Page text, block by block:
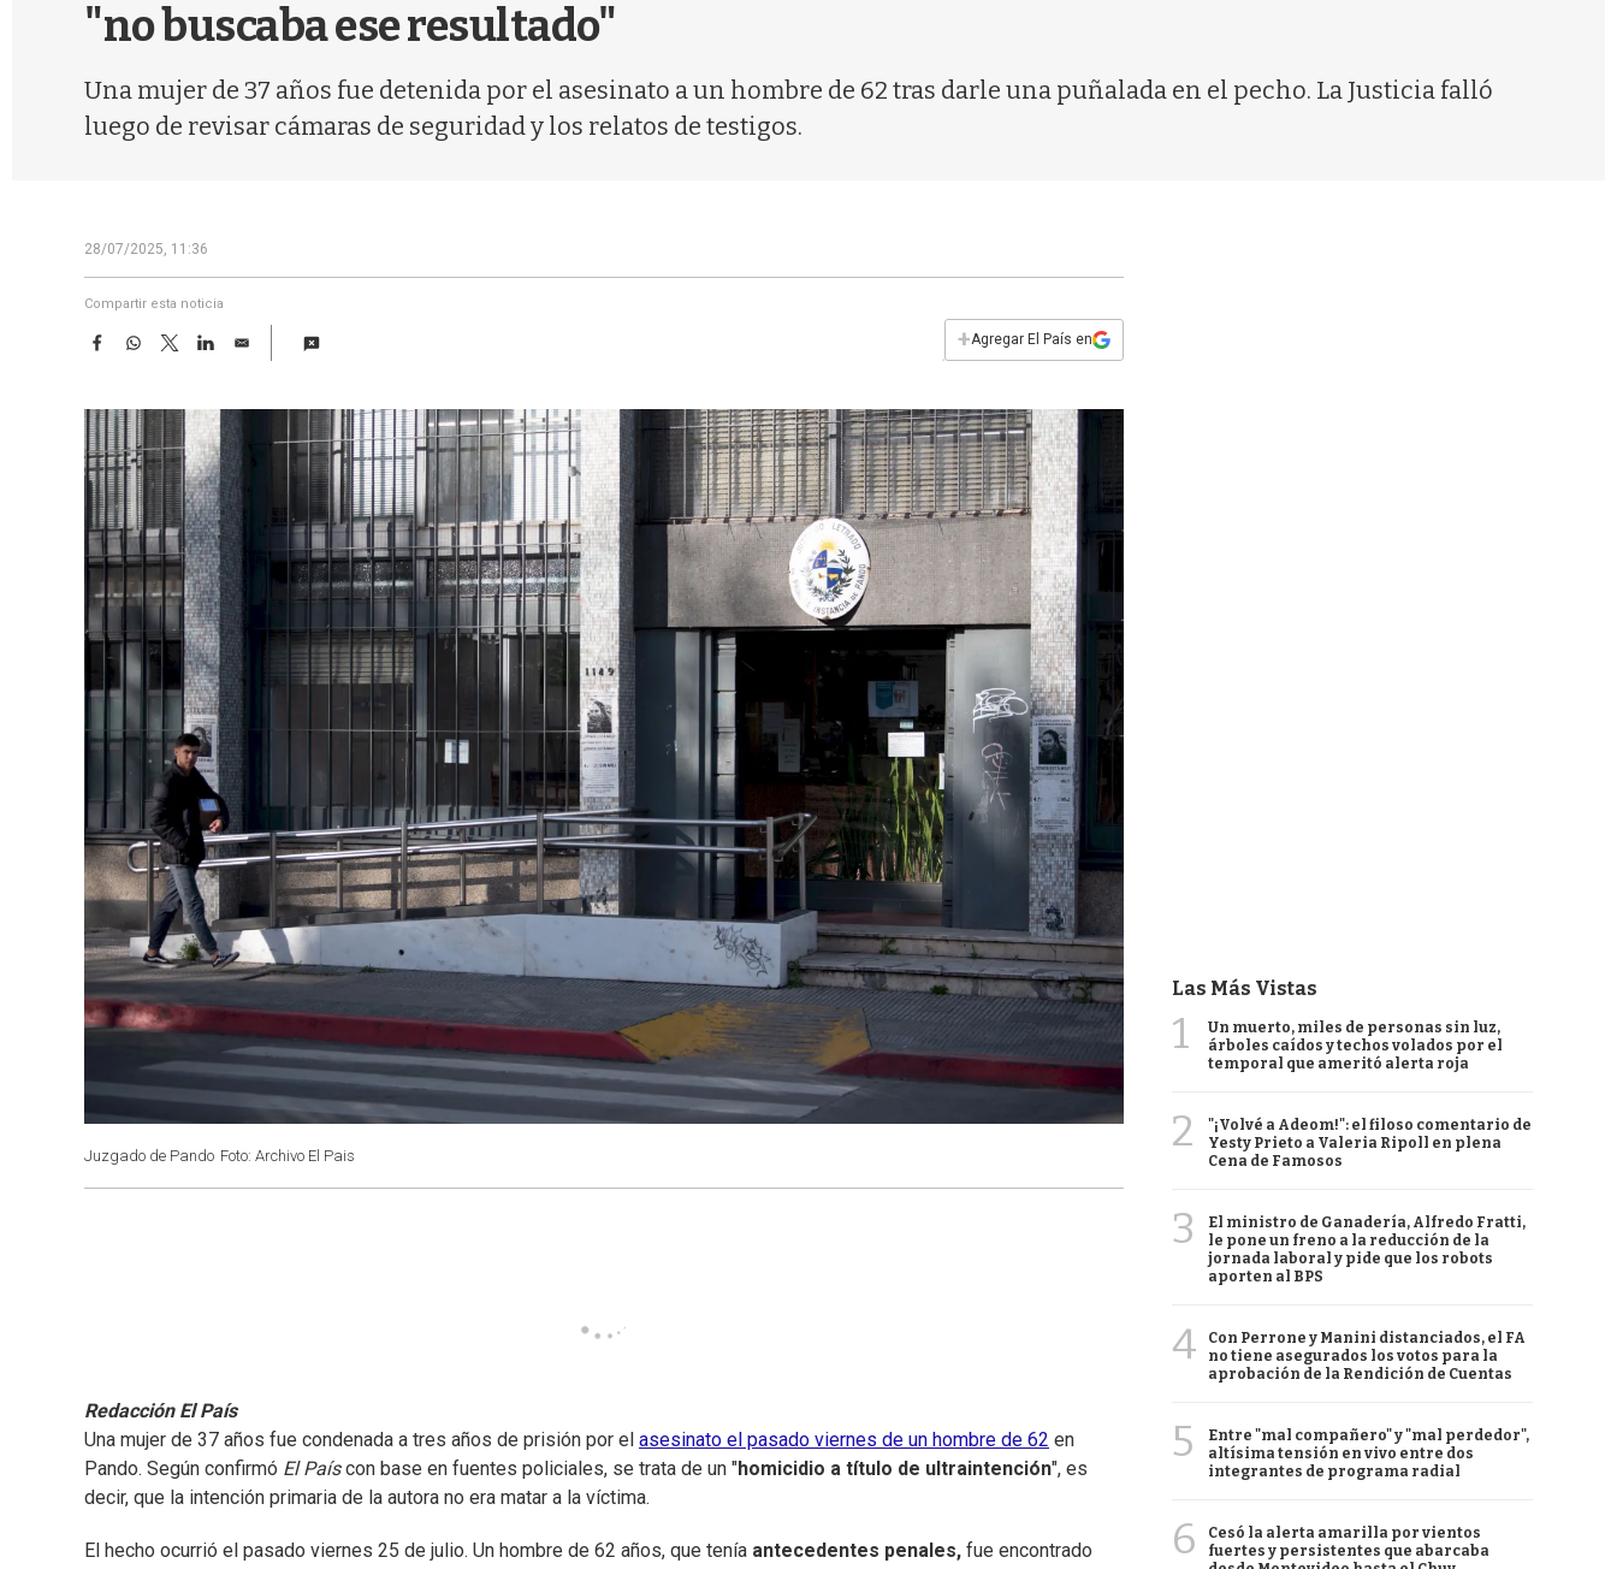
"no buscaba ese resultado"
Una mujer de 37 años fue detenida por el asesinato a un hombre de 62 tras darle una puñalada en el pecho. La Justicia falló
luego de revisar cámaras de seguridad y los relatos de testigos.
28/07/2025, 11:36
Compartir esta noticia
F
e
b
o
o
k
W
t
s
A
p
p
T
w
t
t
e
r
L
k
e
d
I
n
E
i
+Agregar El País en
Juzgado de Pando Foto: Archivo El Pais
Redacción El País
Una mujer de 37 años fue condenada a tres años de prisión por el asesinato el pasado viernes de un hombre de 62 en
Pando. Según confirmó El Paíscon base en fuentes policiales, se trata de un "homicidio a título de ultraintención", es
decir, que la intención primaria de la autora no era matar a la víctima.
El hecho ocurrió el pasado viernes 25 de julio. Un hombre de 62 años, que tenía antecedentes penales, fue encontrado
Las Más Vistas
1
Un muerto, miles de personas sin luz,
árboles caídos y techos volados por el
temporal que ameritó alerta roja
2
"¡Volvé a Adeom!": el filoso comentario de
Yesty Prieto a Valeria Ripoll en plena
Cena de Famosos
3
El ministro de Ganadería, Alfredo Fratti,
le pone un freno a la reducción de la
jornada laboral y pide que los robots
aporten al BPS
4
Con Perrone y Manini distanciados, el FA
no tiene asegurados los votos para la
aprobación de la Rendición de Cuentas
5
Entre "mal compañero" y "mal perdedor",
altísima tensión en vivo entre dos
integrantes de programa radial
6
Cesó la alerta amarilla por vientos
fuertes y persistentes que abarcaba